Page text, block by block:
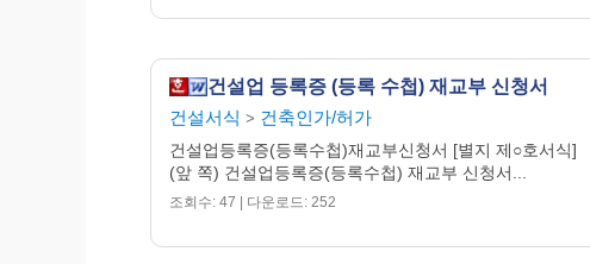
건설업 등록증 (등록 수첩) 재교부 신청서
건설서식 > 건축인가/허가
건설업등록증(등록수첩)재교부신청서 [별지 제○호서식]
(앞 쪽) 건설업등록증(등록수첩) 재교부 신청서...
조회수: 47 | 다운로드: 252